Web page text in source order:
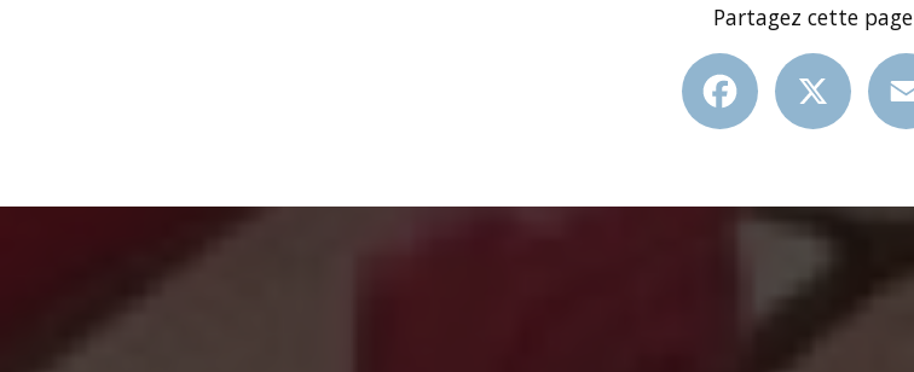
Partagez cette page
Facebook